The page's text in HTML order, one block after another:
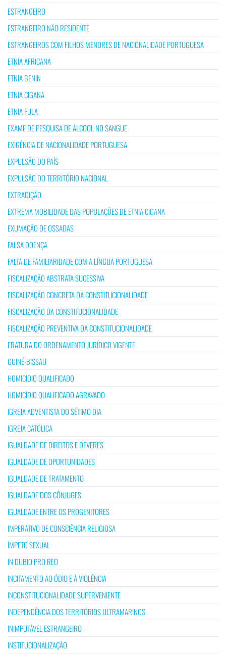
ESTRANGEIRO
ESTRANGEIRO NÃO RESIDENTE
ESTRANGEIROS COM FILHOS MENORES DE NACIONALIDADE PORTUGUESA
ETNIA AFRICANA
ETNIA BENIN
ETNIA CIGANA
ETNIA FULA
EXAME DE PESQUISA DE ÁLCOOL NO SANGUE
EXIGÊNCIA DE NACIONALIDADE PORTUGUESA
EXPULSÃO DO PAÍS
EXPULSÃO DO TERRITÓRIO NACIONAL
EXTRADIÇÃO
EXTREMA MOBILIDADE DAS POPULAÇÕES DE ETNIA CIGANA
EXUMAÇÃO DE OSSADAS
FALSA DOENÇA
FALTA DE FAMILIARIDADE COM A LÍNGUA PORTUGUESA
FISCALIZAÇÃO ABSTRATA SUCESSIVA
FISCALIZAÇÃO CONCRETA DA CONSTITUCIONALIDADE
FISCALIZAÇÃO DA CONSTITUCIONALIDADE
FISCALIZAÇÃO PREVENTIVA DA CONSTITUCIONALIDADE
FRATURA DO ORDENAMENTO JURÍDICO VIGENTE
GUINÉ-BISSAU
HOMICÍDIO QUALIFICADO
HOMICÍDIO QUALIFICADO AGRAVADO
IGREJA ADVENTISTA DO SÉTIMO DIA
IGREJA CATÓLICA
IGUALDADE DE DIREITOS E DEVERES
IGUALDADE DE OPORTUNIDADES
IGUALDADE DE TRATAMENTO
IGUALDADE DOS CÔNJUGES
IGUALDADE ENTRE OS PROGENITORES
IMPERATIVO DE CONSCIÊNCIA RELIGIOSA
ÍMPETO SEXUAL
IN DUBIO PRO REO
INCITAMENTO AO ÓDIO E À VIOLÊNCIA
INCONSTITUCIONALIDADE SUPERVENIENTE
INDEPENDÊNCIA DOS TERRITÓRIOS ULTRAMARINOS
INIMPUTÁVEL ESTRANGEIRO
INSTITUCIONALIZAÇÃO